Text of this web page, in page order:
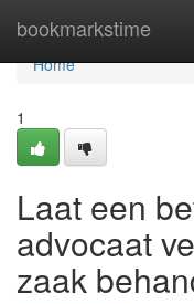
bookmarkstime
Home
Home
1
Laat een
advocaat
zaak